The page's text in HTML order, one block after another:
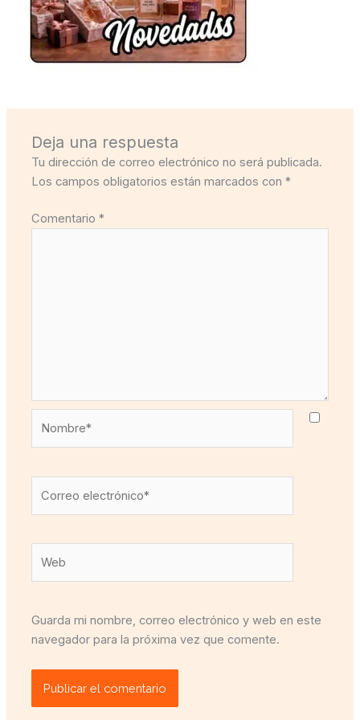
Deja una respuesta
Tu dirección de correo electrónico no será publicada.
Los campos obligatorios están marcados con*
Comentario*
electrónico*
Guarda mi nombre, correo electrónico y web en este
navegador para la próxima vez que comente.